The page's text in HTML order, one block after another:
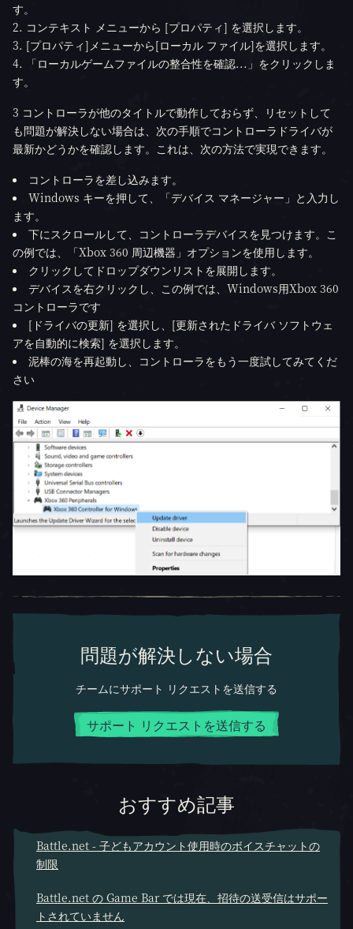
す。
コンテキスト メニューから [プロパティ] を選択します。
[プロパティ]メニューから[ローカル ファイル]を選択します。
「ローカルゲームファイルの整合性を確認...」をクリックしま
す。
3 コントローラが他のタイトルで動作しておらず、リセットして
も問題が解決しない場合は、次の手順でコントローラドライバが
最新かどうかを確認します。これは、次の方法で実現できます。
コントローラを差し込みます。
Windows キーを押して、「デバイス マネージャー」と入力し
ます。
下にスクロールして、コントローラデバイスを見つけます。こ
の例では、「Xbox 360 周辺機器」オプションを使用します。
クリックしてドロップダウンリストを展開します。
デバイスを右クリックし、この例では、Windows用Xbox 360
コントローラです
[ドライバの更新] を選択し、[更新されたドライバ ソフトウェ
アを自動的に検索] を選択します。
泥棒の海を再起動し、コントローラをもう一度試してみてくだ
さい
問題が解決しない場合
チームにサポート リクエストを送信する
サポート リクエストを送信する
おすすめ記事
Battle.net - 子どもアカウント使用時のボイスチャットの
制限
Battle.net の Game Bar では現在、招待の送受信はサポー
トされていません